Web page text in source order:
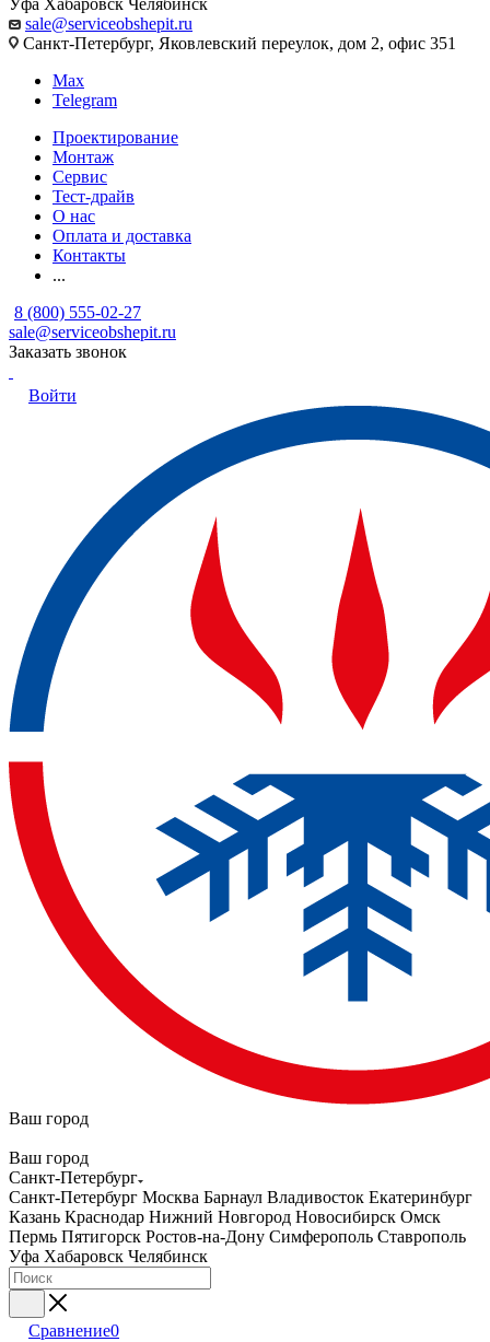
Уфа Хабаровск Челябинск
sale@serviceobshepit.ru
Санкт-Петербург, Яковлевский переулок, дом 2, офис 351
Max
Telegram
Проектирование
Монтаж
Сервис
Тест-драйв
О нас
Оплата и доставка
Контакты
...
8 (800) 555-02-27
sale@serviceobshepit.ru
Заказать звонок
Войти
Ваш город
Ваш город
Санкт-Петербург
Санкт-Петербург Москва Барнаул Владивосток Екатеринбург
Казань Краснодар Нижний Новгород Новосибирск Омск
Пермь Пятигорск Ростов-на-Дону Симферополь Ставрополь
Уфа Хабаровск Челябинск
Сравнение0